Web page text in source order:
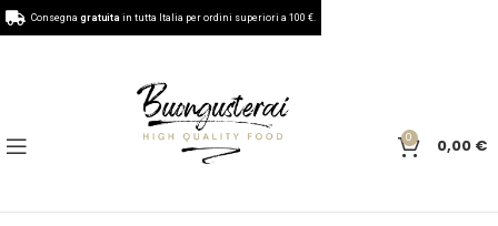
0 0,00 €
Consegna gratuita in tutta Italia per ordini superiori a 100 €.